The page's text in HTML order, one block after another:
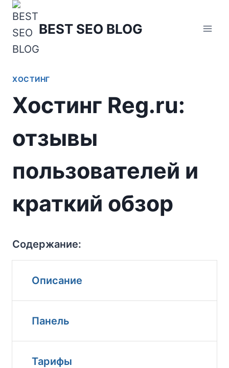
Перейти
содержимому
BEST SEO BLOG
ХОСТИНГ
Хостинг Reg.ru:
отзывы
пользователей и
краткий обзор
Содержание:
Описание
Панель
Тарифы